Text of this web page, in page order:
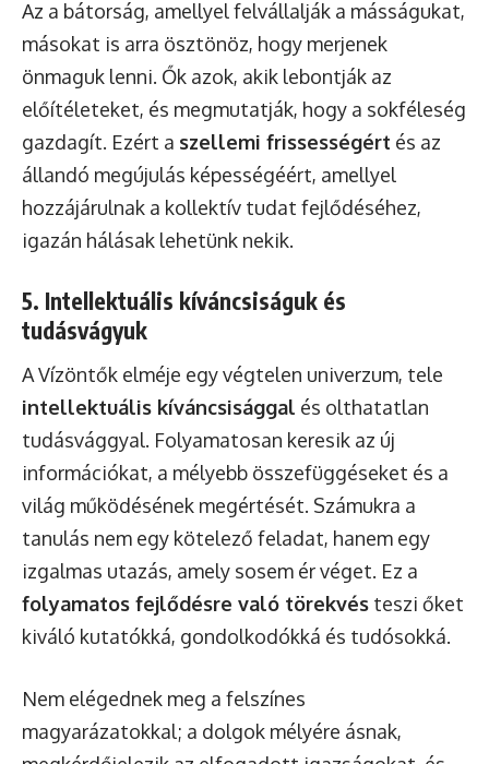
Az a bátorság, amellyel felvállalják a másságukat,
másokat is arra ösztönöz, hogy merjenek
önmaguk lenni. Ők azok, akik lebontják az
előítéleteket, és megmutatják, hogy a sokféleség
gazdagít. Ezért a szellemi frissességért és az
állandó megújulás képességéért, amellyel
hozzájárulnak a kollektív tudat fejlődéséhez,
igazán hálásak lehetünk nekik.
5. Intellektuális kíváncsiságuk és
tudásvágyuk
A Vízöntők elméje egy végtelen univerzum, tele
intellektuális kíváncsisággal és olthatatlan
tudásvággyal. Folyamatosan keresik az új
információkat, a mélyebb összefüggéseket és a
világ működésének megértését. Számukra a
tanulás nem egy kötelező feladat, hanem egy
izgalmas utazás, amely sosem ér véget. Ez a
folyamatos fejlődésre való törekvés teszi őket
kiváló kutatókká, gondolkodókká és tudósokká.
Nem elégednek meg a felszínes
magyarázatokkal; a dolgok mélyére ásnak,